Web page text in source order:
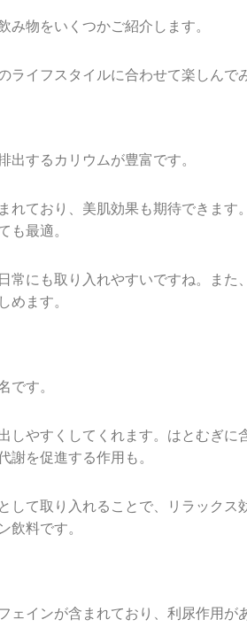
物をいくつかご紹介します。
イフスタイルに合わせて楽しんで
出するカリウムが豊富です。
れており、美肌効果も期待できます
も最適。
常にも取り入れやすいですね。また
めます。
です。
しやすくしてくれます。はとむぎに
謝を促進する作用も。
て取り入れることで、リラックス
飲料です。
ェインが含まれており、利尿作用が